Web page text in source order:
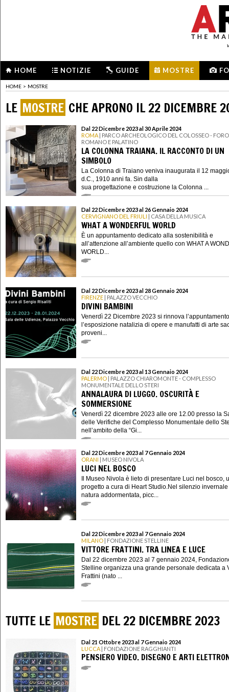
HOME NOTIZIE GUIDE MOSTRE
HOME > MOSTRE
LE MOSTRE CHE APRONO IL 22 DICEMBRE
Dal 22 Dicembre 2023 al 30 Aprile 2024
ROMA | PARCO ARCHEOLOGICO DEL COLOSSEO - FORO
ROMANO E PALATINO
LA COLONNA TRAIANA. IL RACCONTO DI UN
SIMBOLO
La Colonna di Traiano veniva inaugurata il 12
d.C., 1910 anni fa. Sin dalla
sua progettazione e costruzione la Colonna ...
Dal 22 Dicembre 2023 al 26 Gennaio 2024
CERVIGNANO DEL FRIULI | CASA DELLA MUSICA
WHAT A WONDERFUL WORLD
È un appuntamento dedicato alla sostenibilità e
all’attenzione all’ambiente quello con WHAT A
WORLD...
Dal 22 Dicembre 2023 al 28 Gennaio 2024
FIRENZE | PALAZZO VECCHIO
DIVINI BAMBINI
Venerdì 22 Dicembre 2023 si rinnova
l’esposizione natalizia di opere e manufatti di arte
proveni...
Dal 22 Dicembre 2023 al 13 Gennaio 2024
PALERMO | PALAZZO CHIAROMONTE - COMPLESSO
MONUMENTALE DELLO STERI
ANNALAURA DI LUGGO. OSCURITÀ E
SOMMERSIONE
Venerdì 22 dicembre 2023 alle ore 12.00 presso la
delle Verifiche del Complesso Monumentale dello
nell’ambito della “Gi...
Dal 22 Dicembre 2023 al 7 Gennaio 2024
ORANI | MUSEO NIVOLA
LUCI NEL BOSCO
Il Museo Nivola è lieto di presentare Luci nel bosco,
progetto a cura di Heart Studio.Nel silenzio
natura addormentata, picc...
Dal 22 Dicembre 2023 al 7 Gennaio 2024
MILANO | FONDAZIONE STELLINE
VITTORE FRATTINI. TRA LINEA E LUCE
Dal 22 dicembre 2023 al 7 gennaio 2024,
Stelline organizza una grande personale dedicata a
Frattini (nato ...
TUTTE LE MOSTRE DEL 22 DICEMBRE 2023
Dal 21 Ottobre 2023 al 7 Gennaio 2024
LUCCA | FONDAZIONE RAGGHIANTI
PENSIERO VIDEO. DISEGNO E ARTI